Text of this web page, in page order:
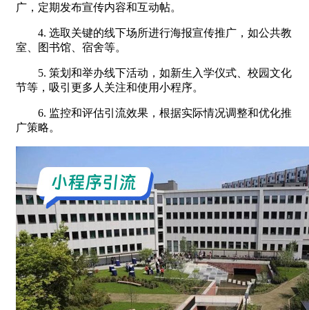
广，定期发布宣传内容和互动帖。
4. 选取关键的线下场所进行海报宣传推广，如公共教
室、图书馆、宿舍等。
5. 策划和举办线下活动，如新生入学仪式、校园文化
节等，吸引更多人关注和使用小程序。
6. 监控和评估引流效果，根据实际情况调整和优化推
广策略。